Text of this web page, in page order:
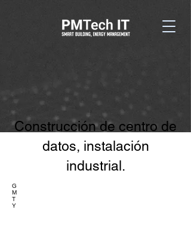
Construcción de centro de
datos, instalación
industrial.
G
M
T
Y